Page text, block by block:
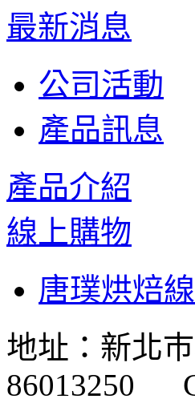
最新消息
公司活動
產品訊息
產品介紹
線上購物
唐璞烘焙
地址：新北
86013250